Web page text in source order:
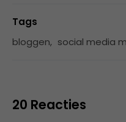
Tags
bloggen, social media
20 Reacties